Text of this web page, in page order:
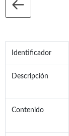
Identificador
Descripción
Contenido